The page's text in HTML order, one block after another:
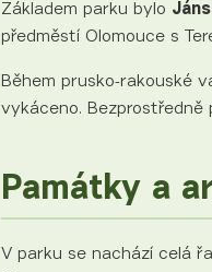
Základem parku bylo
předměstí Olomouce s
Během prusko-rakouské
vykáceno. Bezprostředně
Památky a
V parku se nachází celá